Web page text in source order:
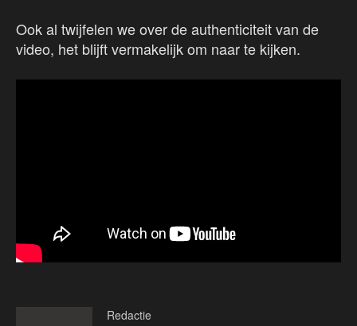
Ook al twijfelen we over de authenticiteit van de
video, het blijft vermakelijk om naar te kijken.
Redactie